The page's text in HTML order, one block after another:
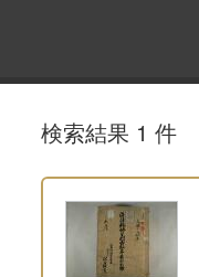
検索結果 1 件